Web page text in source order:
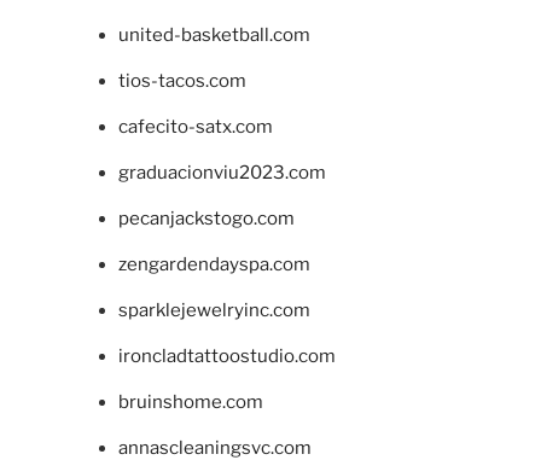
united-basketball.com
tios-tacos.com
cafecito-satx.com
graduacionviu2023.com
pecanjackstogo.com
zengardendayspa.com
sparklejewelryinc.com
ironcladtattoostudio.com
bruinshome.com
annascleaningsvc.com